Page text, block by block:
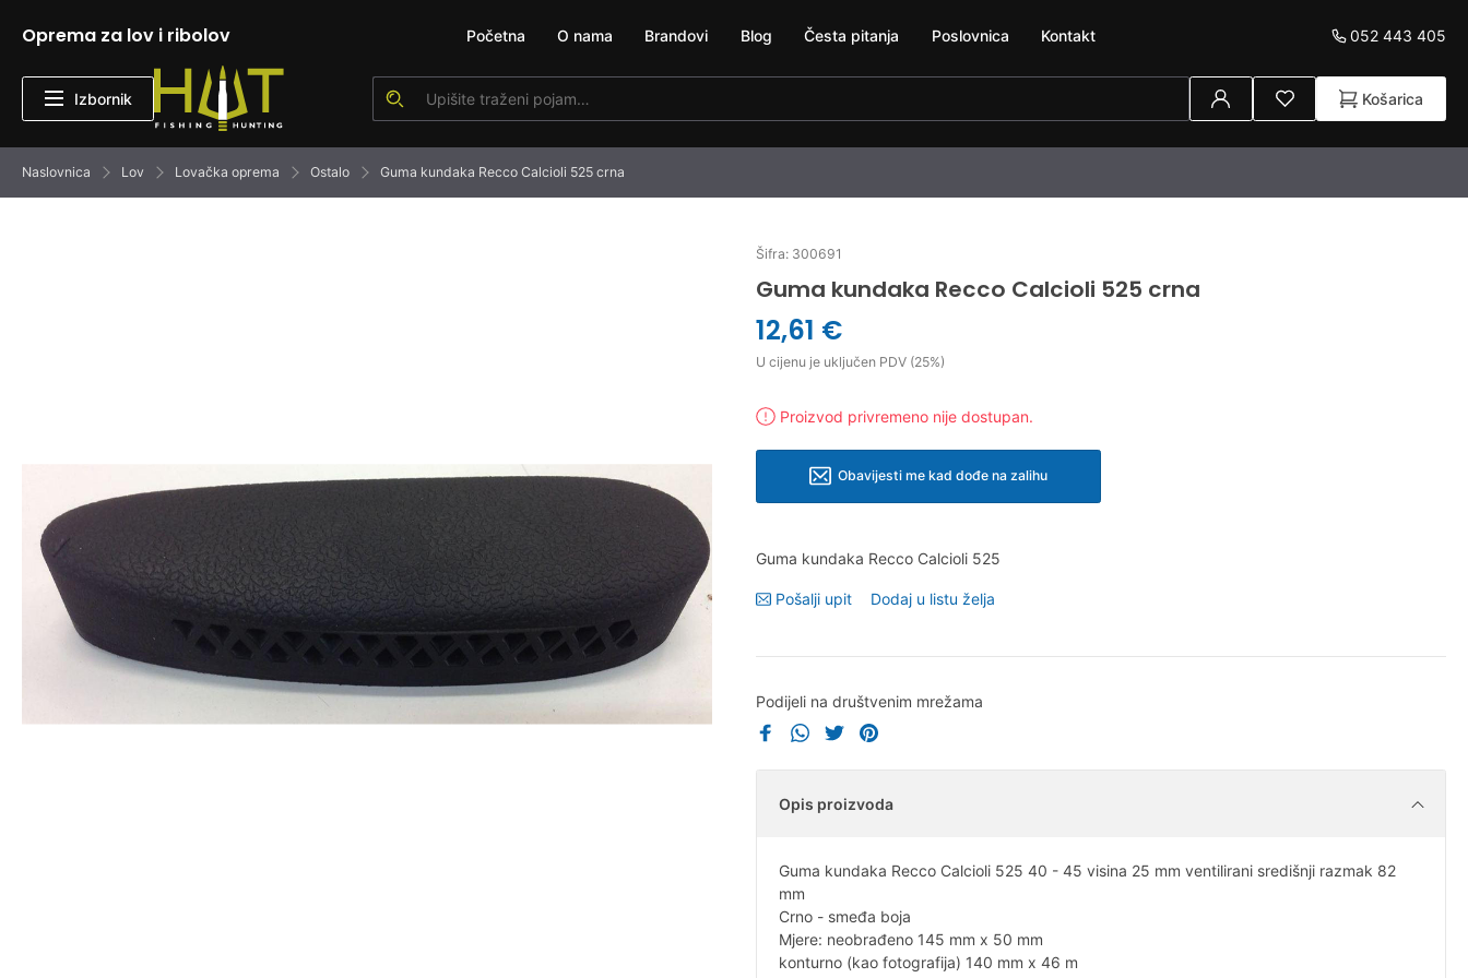
Oprema za lov i ribolov Početna O nama Brandovi Blog Česta pitanja Poslovnica Kontakt 052 443 405
Izbornik Košarica
Naslovnica Lov Lovačka oprema Ostalo Guma kundaka Recco Calcioli 525 crna
Šifra: 300691
Guma kundaka Recco Calcioli 525 crna
12,61 €
U cijenu je uključen PDV (25%)
Proizvod privremeno nije dostupan.
Obavijesti me kad dođe na zalihu
Guma kundaka Recco Calcioli 525
Pošalji upit Dodaj u listu želja
Podijeli na društvenim mrežama
Opis proizvoda
Guma kundaka Recco Calcioli 525 40 - 45 visina 25 mm ventilirani središnji razmak 82
mm
Crno - smeđa boja
Mjere: neobrađeno 145 mm x 50 mm
konturno (kao fotografija) 140 mm x 46 m